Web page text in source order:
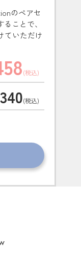
のペアセ
ことで、
ていただけ
(税込)
(税込)